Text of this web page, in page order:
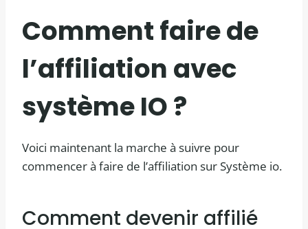
Comment faire de
l’affiliation avec
système IO ?
Voici maintenant la marche à suivre pour
commencer à faire de l’affiliation sur Système io.
Comment devenir affilié